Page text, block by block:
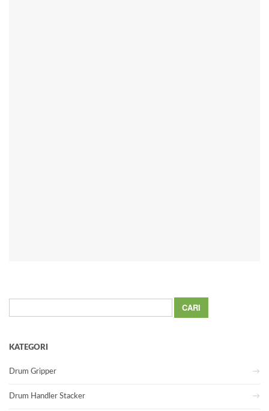
untuk:
KATEGORI
Drum Gripper
Drum Handler Stacker